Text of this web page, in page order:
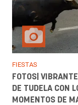
FIESTAS
FOTOS|
DE TUDELA CON
MOMENTOS DE